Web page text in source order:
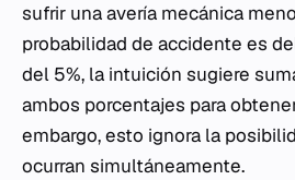
sufrir una avería mecánica
probabilidad de accidente es
del 5%, la intuición sugiere
ambos porcentajes para
embargo, esto ignora la
ocurran simultáneamente.